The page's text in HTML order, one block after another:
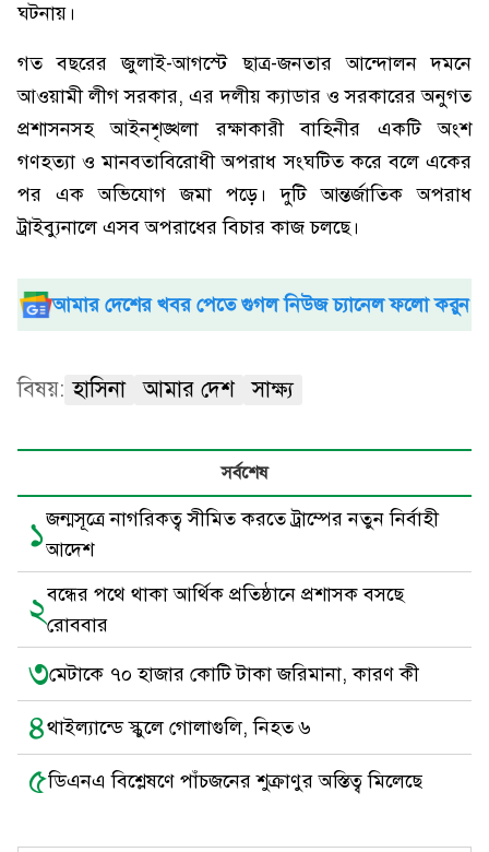
ঘটনায়।
গত বছরের জুলাই-আগস্টে ছাত্র-জনতার আন্দোলন দমনে
আওয়ামী লীগ সরকার, এর দলীয় ক্যাডার ও সরকারের অনুগত
প্রশাসনসহ আইনশৃঙ্খলা রক্ষাকারী বাহিনীর একটি অংশ
গণহত্যা ও মানবতাবিরোধী অপরাধ সংঘটিত করে বলে একের
পর এক অভিযোগ জমা পড়ে। দুটি আন্তর্জাতিক অপরাধ
ট্রাইব্যুনালে এসব অপরাধের বিচার কাজ চলছে।
আমার দেশের খবর পেতে গুগল নিউজ চ্যানেল ফলো করুন
বিষয়: হাসিনা আমার দেশ সাক্ষ্য
সর্বশেষ
১জন্মসূত্রে নাগরিকত্ব সীমিত করতে ট্রাম্পের নতুন নির্বাহী
আদেশ
২বন্ধের পথে থাকা আর্থিক প্রতিষ্ঠানে প্রশাসক বসছে
রোববার
৩মেটাকে ৭০ হাজার কোটি টাকা জরিমানা, কারণ কী
৪থাইল্যান্ডে স্কুলে গোলাগুলি, নিহত ৬
৫ডিএনএ বিশ্লেষণে পাঁচজনের শুক্রাণুর অস্তিত্ব মিলেছে